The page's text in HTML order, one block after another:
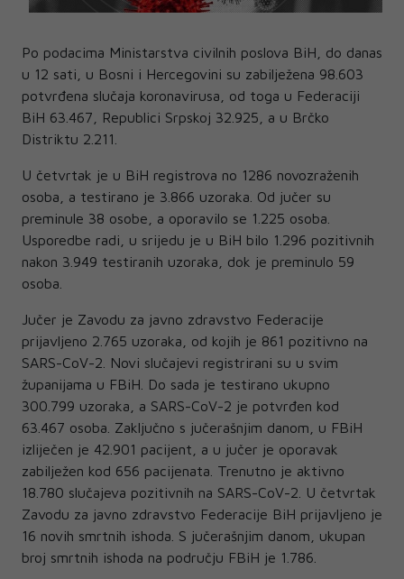
Po podacima Ministarstva civilnih poslova BiH, do danas
u 12 sati, u Bosni i Hercegovini su zabilježena 98.603
potvrđena slučaja koronavirusa, od toga u Federaciji
BiH 63.467, Republici Srpskoj 32.925, a u Brčko
Distriktu 2.211.
U četvrtak je u BiH registrova no 1286 novozraženih
osoba, a testirano je 3.866 uzoraka. Od jučer su
preminule 38 osobe, a oporavilo se 1.225 osoba.
Usporedbe radi, u srijedu je u BiH bilo 1.296 pozitivnih
nakon 3.949 testiranih uzoraka, dok je preminulo 59
osoba.
Jučer je Zavodu za javno zdravstvo Federacije
prijavljeno 2.765 uzoraka, od kojih je 861 pozitivno na
SARS-CoV-2. Novi slučajevi registrirani su u svim
županijama u FBiH. Do sada je testirano ukupno
300.799 uzoraka, a SARS-CoV-2 je potvrđen kod
63.467 osoba. Zaključno s jučerašnjim danom, u FBiH
izliječen je 42.901 pacijent, a u jučer je oporavak
zabilježen kod 656 pacijenata. Trenutno je aktivno
18.780 slučajeva pozitivnih na SARS-CoV-2. U četvrtak
Zavodu za javno zdravstvo Federacije BiH prijavljeno je
16 novih smrtnih ishoda. S jučerašnjim danom, ukupan
broj smrtnih ishoda na području FBiH je 1.786.